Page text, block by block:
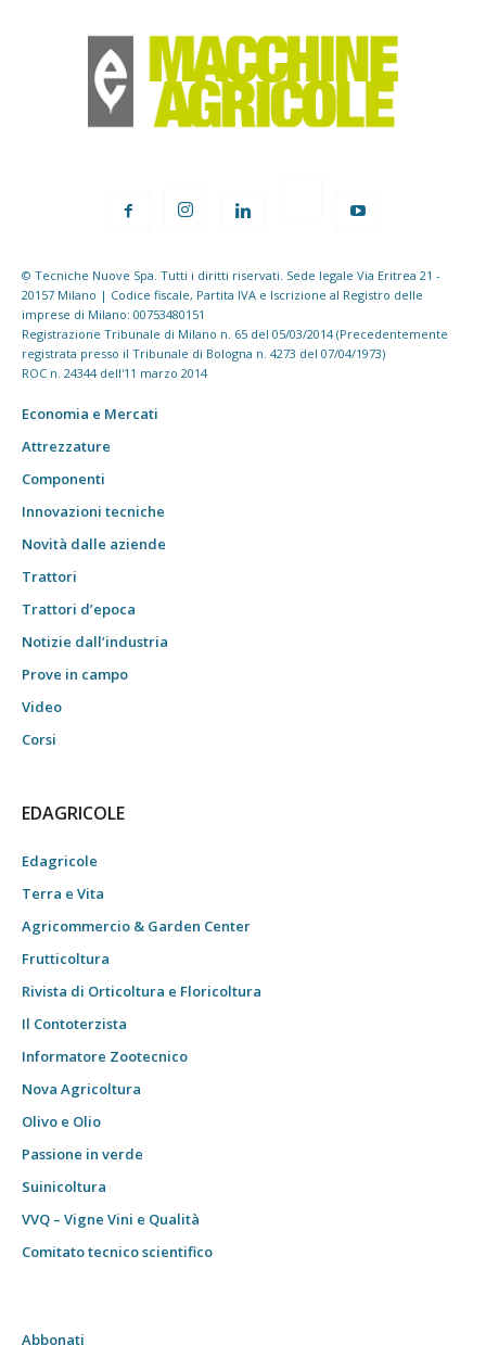
© Tecniche Nuove Spa. Tutti i diritti riservati. Sede legale Via Eritrea 21 -
20157 Milano | Codice fiscale, Partita IVA e Iscrizione al Registro delle
imprese di Milano: 00753480151
Registrazione Tribunale di Milano n. 65 del 05/03/2014 (Precedentemente
registrata presso il Tribunale di Bologna n. 4273 del 07/04/1973)
ROC n. 24344 dell'11 marzo 2014
Economia e Mercati
Attrezzature
Componenti
Innovazioni tecniche
Novità dalle aziende
Trattori
Trattori d’epoca
Notizie dall’industria
Prove in campo
Video
Corsi
EDAGRICOLE
Edagricole
Terra e Vita
Agricommercio & Garden Center
Frutticoltura
Rivista di Orticoltura e Floricoltura
Il Contoterzista
Informatore Zootecnico
Nova Agricoltura
Olivo e Olio
Passione in verde
Suinicoltura
VVQ – Vigne Vini e Qualità
Comitato tecnico scientifico
Abbonati